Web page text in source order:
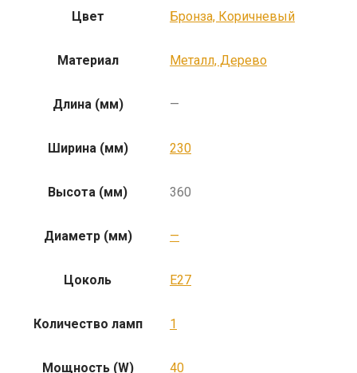
Цвет Бронза, Коричневый
Материал Металл, Дерево
Длина (мм) —
Ширина (мм) 230
Высота (мм) 360
Диаметр (мм) —
Цоколь E27
Количество ламп 1
Мощность (W) 40